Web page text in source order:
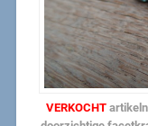
VERKOCHT